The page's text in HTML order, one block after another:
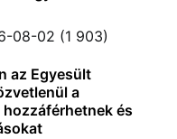
08-02 (1 903)
az Egyesült
a
és